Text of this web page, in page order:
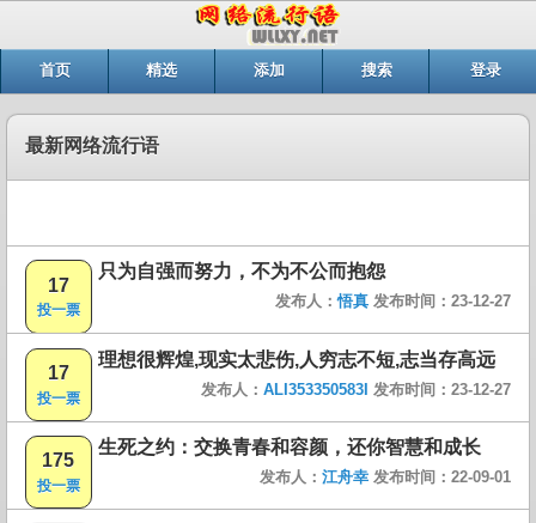
首页 精选 添加 搜索 登录
最新网络流行语
17
投一票
只为自强而努力，不为不公而抱怨
发布人：悟真 发布时间：23-12-27
17
投一票
理想很辉煌,现实太悲伤,人穷志不短,志当存高远
发布人： ALI353350583I 发布时间：23-12-27
175
投一票
生死之约：交换青春和容颜，还你智慧和成长
发布人： 江舟幸 发布时间：22-09-01